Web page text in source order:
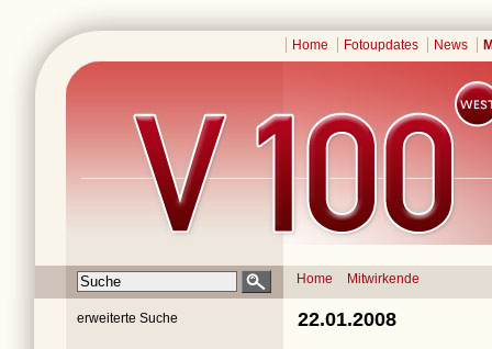
Home Fotoupdates News
Home Mitwirkende
erweiterte Suche 22.01.2008